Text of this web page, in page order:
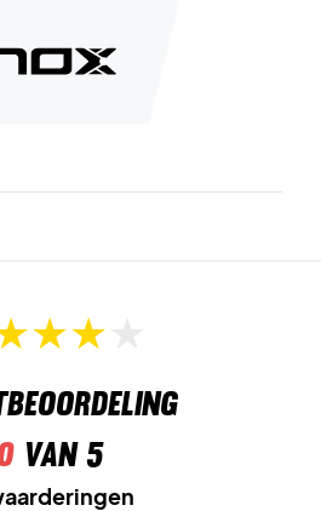
voor flexibele comfort en
van 5